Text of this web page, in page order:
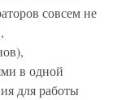
совсем не
в одной
для работы